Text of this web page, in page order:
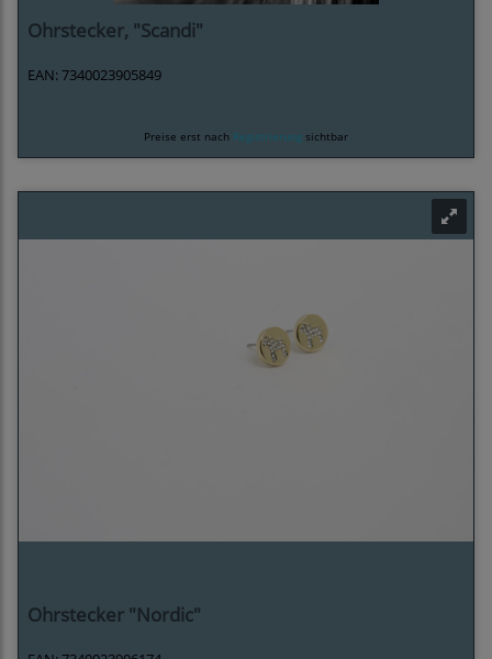
Ohrstecker, "Scandi"
EAN: 7340023905849
Preise erst nach Registrierung sichtbar
Ohrstecker "Nordic"